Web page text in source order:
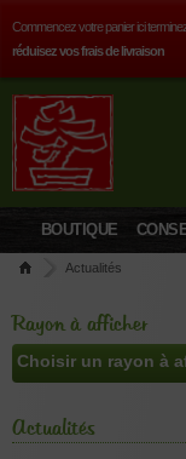
Commencez votre panier ici
réduisez vos frais de livraison
BOUTIQUE
Actualités
Rayon à afficher
Actualités